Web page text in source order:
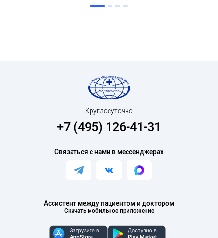
Ассистент между пациентом и доктором
Скачать мобильное приложение
Круглосуточно
+7 (495) 126-41-31
Связаться с нами в мессенджерах